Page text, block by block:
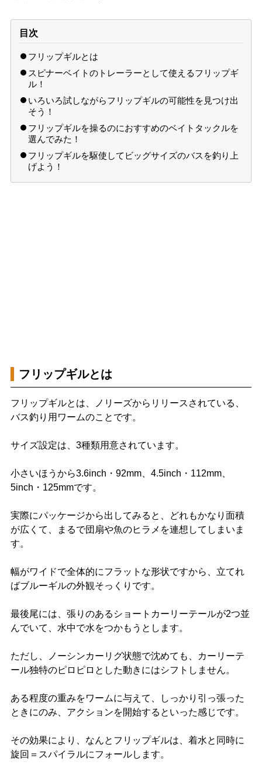
目次
フリップギルとは
スピナーベイトのトレーラーとして使えるフリップギ
ル！
いろいろ試しながらフリップギルの可能性を見つけ出
そう！
フリップギルを操るのにおすすめのベイトタックルを
選んでみた！
フリップギルを駆使してビッグサイズのバスを釣り上
げよう！
フリップギルとは
フリップギルとは、ノリーズからリリースされている、
バス釣り用ワームのことです。
サイズ設定は、3種類用意されています。
小さいほうから3.6inch・92mm、4.5inch・112mm、
5inch・125mmです。
実際にパッケージから出してみると、どれもかなり面積
が広くて、まるで団扇や魚のヒラメを連想してしまいま
す。
幅がワイドで全体的にフラットな形状ですから、立てれ
ばブルーギルの外観そっくりです。
最後尾には、張りのあるショートカーリーテールが2つ並
んでいて、水中で水をつかもうとします。
ただし、ノーシンカーリグ状態で沈めても、カーリーテ
ール独特のピロピロとした動きにはシフトしません。
ある程度の重みをワームに与えて、しっかり引っ張った
ときにのみ、アクションを開始するといった感じです。
その効果により、なんとフリップギルは、着水と同時に
旋回＝スパイラルにフォールします。